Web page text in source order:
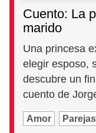
Cuento: La
marido
Una princesa
elegir esposo,
descubre un
cuento de
Amor Parejas